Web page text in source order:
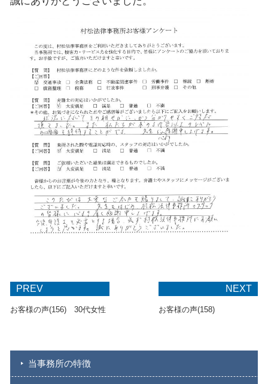
PREV
お客様の声(156) 30代女性
NEXT
お客様の声(158)
当事務所の特徴